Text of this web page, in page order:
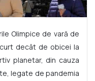
Olimpice de vară de
decât de obicei la
planetar, din cauza
legate de pandemia